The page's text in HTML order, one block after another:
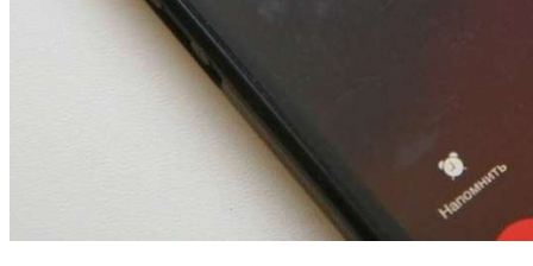
Волгоградские компании нарастили экспорт:
заключены контракты на 3,6 млн долларов